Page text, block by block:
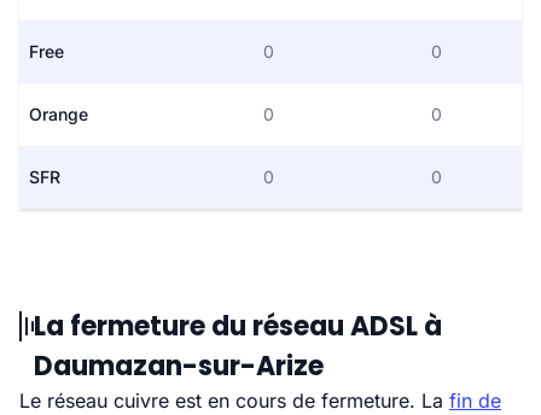
Free 0 0
Orange 0 0
SFR 0 0
La fermeture du réseau ADSL à
Daumazan-sur-Arize
Le réseau cuivre est en cours de fermeture. La fin de